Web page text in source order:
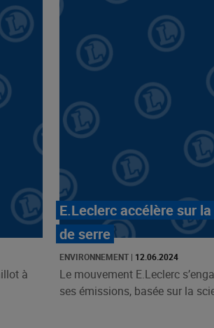
à
E.Leclerc accélère sur
de serre
ENVIRONNEMENT | 12.06.2024
Le mouvement E.Leclerc
ses émissions, basée sur la